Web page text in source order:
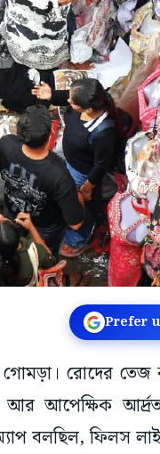
Prefer
রোদের তেজ
আর আপেক্ষিক
বলছিল, ফিলস